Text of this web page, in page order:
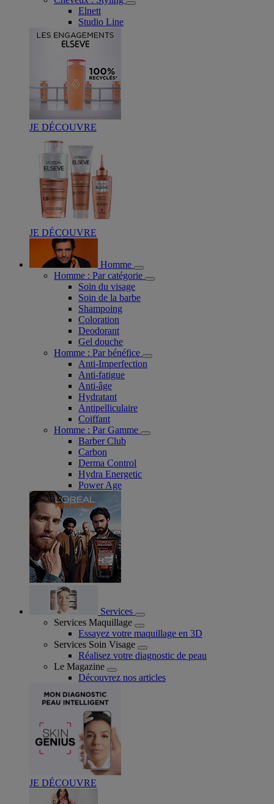
Elnett
Studio Line
JE DÉCOUVRE
JE DÉCOUVRE
Homme
Homme : Par catégorie
Soin du visage
Soin de la barbe
Shampoing
Coloration
Deodorant
Gel douche
Homme : Par bénéfice
Anti-Imperfection
Anti-fatigue
Anti-âge
Hydratant
Antipelliculaire
Coiffant
Homme : Par Gamme
Barber Club
Carbon
Derma Control
Hydra Energetic
Power Age
Services
Services Maquillage
Essayez votre maquillage en 3D
Services Soin Visage
Réalisez votre diagnostic de peau
Le Magazine
Découvrez nos articles
JE DÉCOUVRE